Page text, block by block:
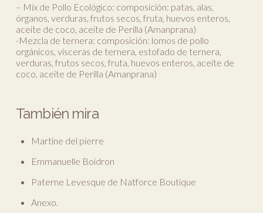
– Mix de Pollo Ecológico: composición: patas, alas,
órganos, verduras, frutos secos, fruta, huevos enteros,
aceite de coco, aceite de Perilla (Amanprana)
-Mezcla de ternera: composición: lomos de pollo
orgánicos, vísceras de ternera, estofado de ternera,
verduras, frutos secos, fruta, huevos enteros, aceite de
coco, aceite de Perilla (Amanprana)
También mira
Martine del pierre
Emmanuelle Boidron
Paterne Levesque de Natforce Boutique
Anexo.